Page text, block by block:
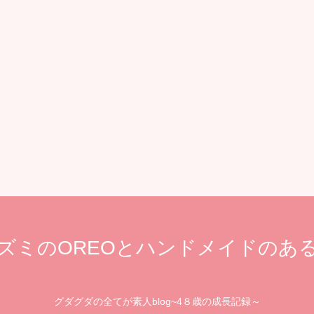
ミのOREOとハンドメイドのあ
グダグダの全てが素人blog~4８歳の成長記録～